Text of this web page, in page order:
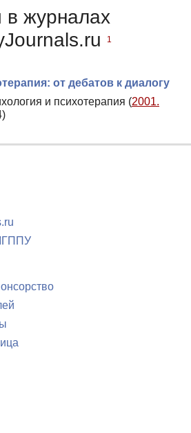
в журналах
1
от дебатов к диалогу
и психотерапия (2001.